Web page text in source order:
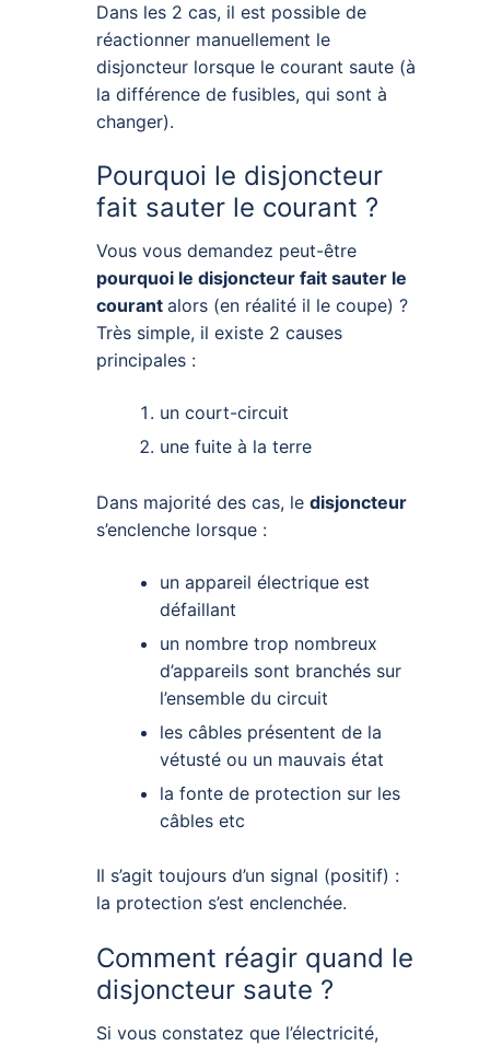
Dans les 2 cas, il est possible de
réactionner manuellement le
disjoncteur lorsque le courant saute (à
la différence de fusibles, qui sont à
changer).
Pourquoi le disjoncteur
fait sauter le courant ?
Vous vous demandez peut-être
pourquoi le disjoncteur fait sauter le
courantalors (en réalité il le coupe) ?
Très simple, il existe 2 causes
principales :
un court-circuit
une fuite à la terre
Dans majorité des cas, ledisjoncteur
s’enclenche lorsque :
un appareil électrique est
défaillant
un nombre trop nombreux
d’appareils sont branchés sur
l’ensemble du circuit
les câbles présentent de la
vétusté ou un mauvais état
la fonte de protection sur les
câbles etc
Il s’agit toujours d’un signal (positif) :
la protection s’est enclenchée.
Comment réagir quand le
disjoncteur saute ?
Si vous constatez que l’électricité,